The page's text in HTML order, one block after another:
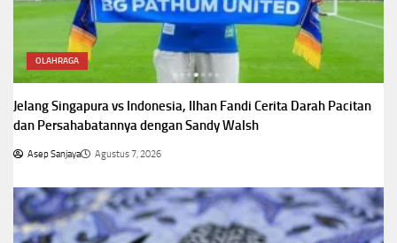
OLAHRAGA
Jelang Singapura vs Indonesia, Ilhan Fandi Cerita Darah Pacitan
dan Persahabatannya dengan Sandy Walsh
Asep Sanjaya Agustus 7, 2026